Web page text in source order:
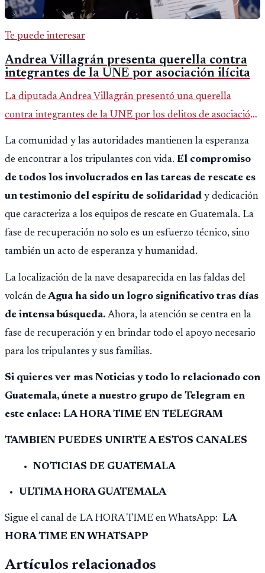
Te puede interesar
Andrea Villagrán presenta querella contra
integrantes de la UNE por asociación ilícita
La diputada Andrea Villagrán presentó una querella
contra integrantes de la UNE por los delitos de asociación
ilícita, terrorismo y sedición.
La comunidad y las autoridades mantienen la esperanza
de encontrar a los tripulantes con vida. El compromiso
de todos los involucrados en las tareas de rescate es
un testimonio del espíritu de solidaridad y dedicación
que caracteriza a los equipos de rescate en Guatemala. La
fase de recuperación no solo es un esfuerzo técnico, sino
también un acto de esperanza y humanidad.
La localización de la nave desaparecida en las faldas del
volcán deAgua ha sido un logro significativo tras días
de intensa búsqueda. Ahora, la atención se centra en la
fase de recuperación y en brindar todo el apoyo necesario
para los tripulantes y sus familias.
Si quieres ver mas Noticias y todo lo relacionado con
Guatemala, únete a nuestro grupo de Telegram en
este enlace: LA HORA TIME EN TELEGRAM
TAMBIEN PUEDES UNIRTE A ESTOS CANALES
NOTICIAS DE GUATEMALA
ULTIMA HORA GUATEMALA
Sigue el canal de LA HORA TIME en WhatsApp: LA
HORA TIME EN WHATSAPP
Artículos relacionados